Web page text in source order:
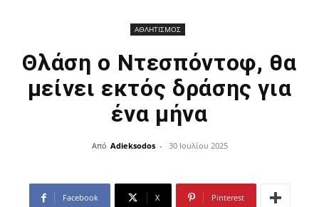
ΑΘΛΗΤΙΣΜΟΣ
Θλάση ο Ντεσπόντοφ, θα
μείνει εκτός δράσης για
ένα μήνα
Από Adieksodos - 30 Ιουλίου 2025
Facebook X Pinterest